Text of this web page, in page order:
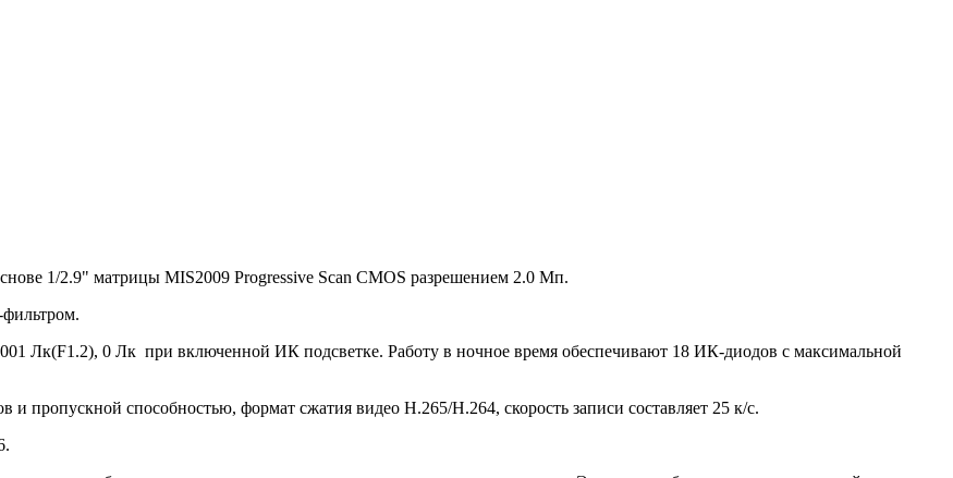
1/2.9" матрицы MIS2009 Progressive Scan CMOS разрешением 2.0 Мп.
Лк(F1.2), 0 Лк при включенной ИК подсветке. Работу в ночное время обеспечивают 18 ИК-диодов с максимальной
и пропускной способностью, формат сжатия видео H.265/H.264, скорость записи составляет 25 к/с.